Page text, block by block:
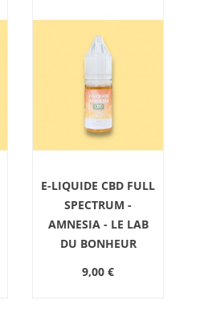
E-LIQUIDE CBD FULL
SPECTRUM -
AMNESIA - LE LAB
DU BONHEUR
9,00 €